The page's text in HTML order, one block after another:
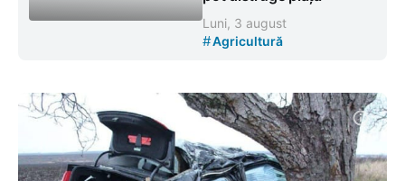
Luni, 3 august
#Agricultură